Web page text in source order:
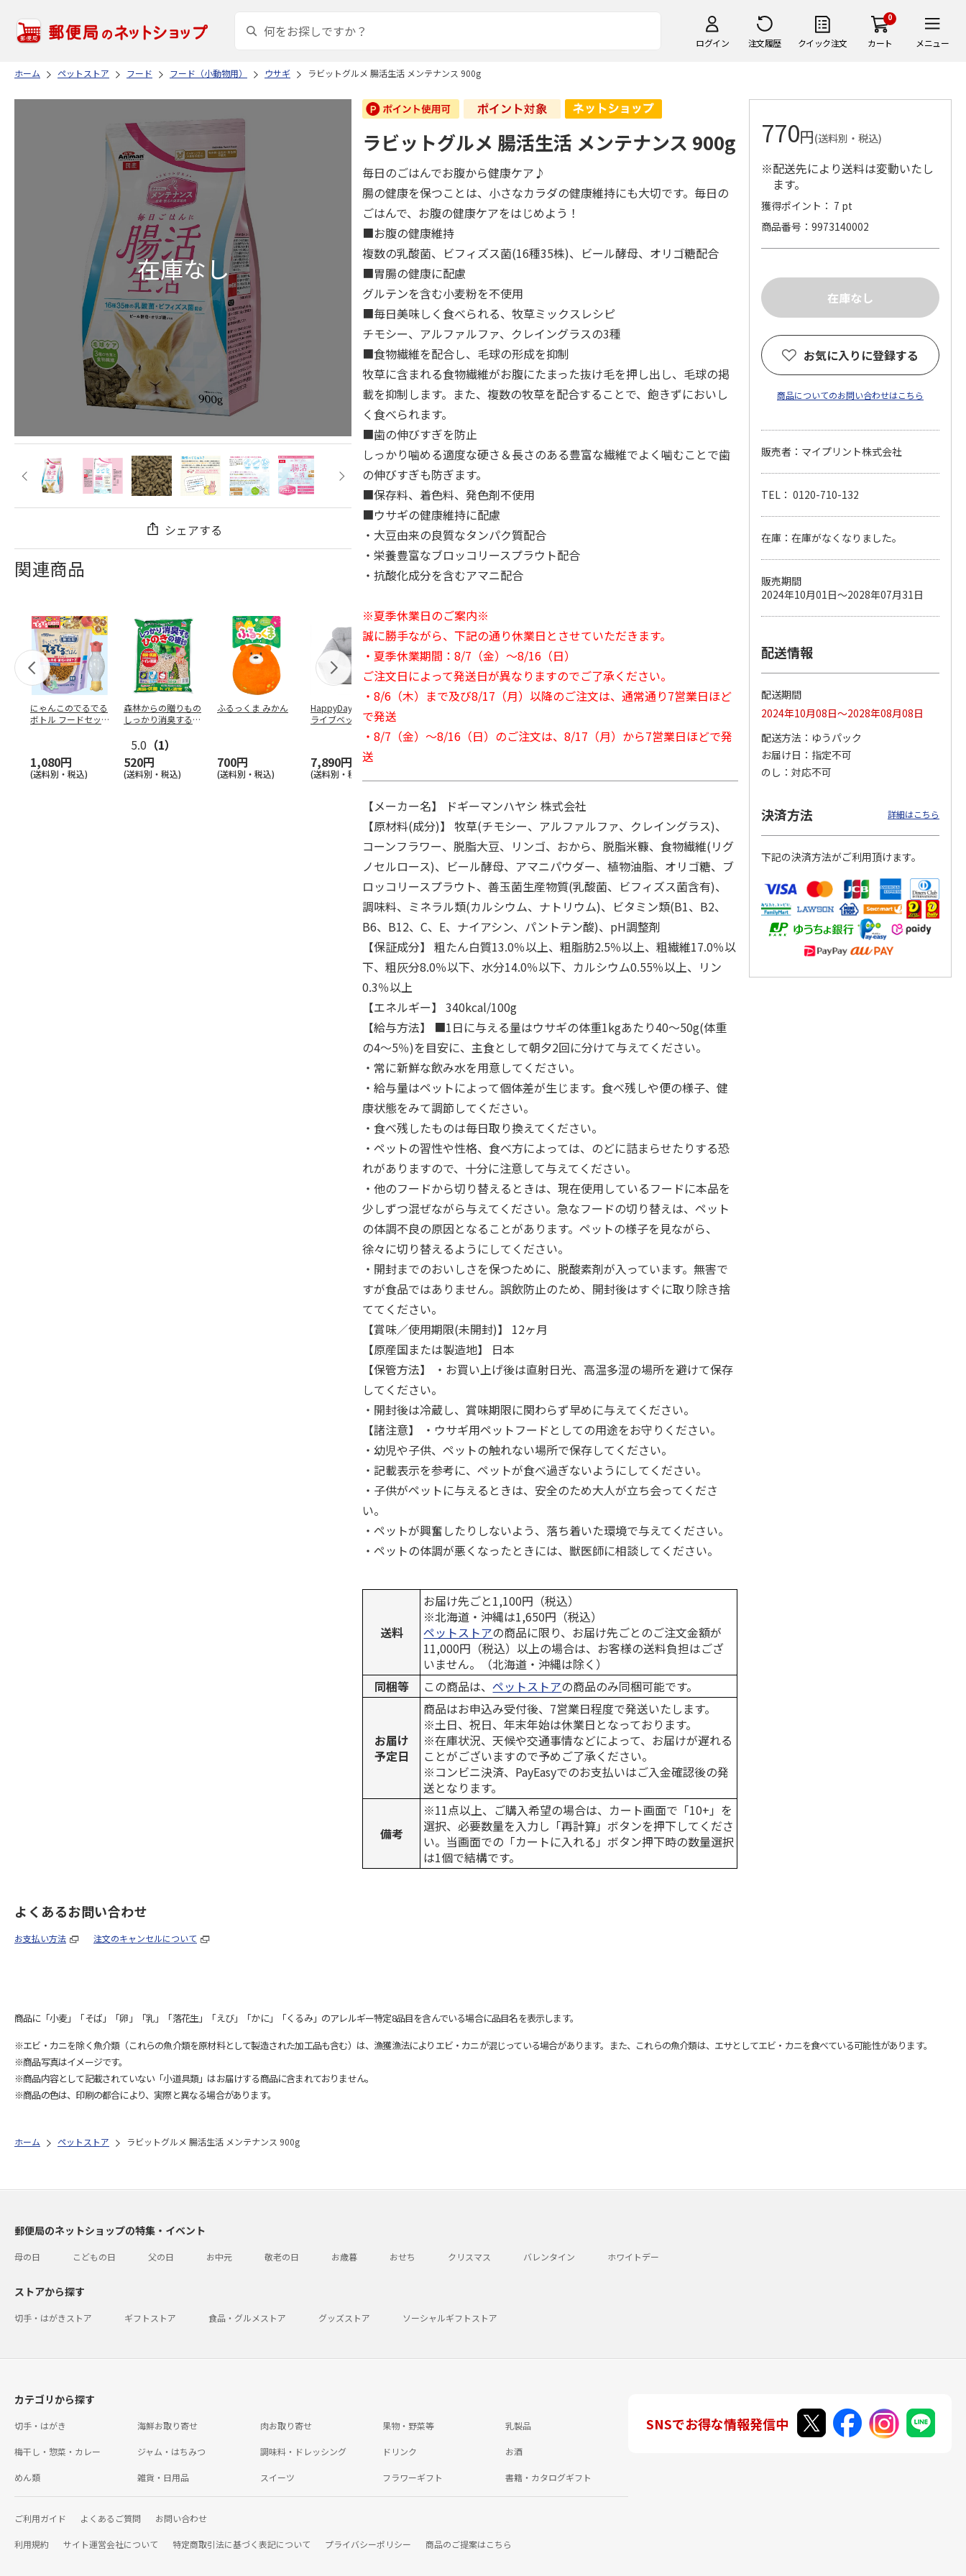
ログイン 注文履歴 クイック注文
0
カート メニュー
ホーム ペットストア フード フード（小動物用） ウサギ ラビットグルメ 腸活生活 メンテナンス 900g
シェアする
関連商品
にゃんこのでるでる
ボトル フードセッ
1,080円
(送料別・税込)
森林からの贈りもの
しっかり消臭するひ
5.0 （1）
520円
(送料別・税込)
ふるっくま みかん
700円
(送料別・税込)
HappyDays 2wayド
ライブベッド グレ
7,890円
(送料別・税込)
イレ ナチュラルグ
レー
ンド 4L
ぐるぐるボーン型 S
…
こ用 まぐろ・かつ
おに…
ペット線香 虹のか
なた フルーティフ
ローラルの香り
590円
(送料別・税込)
鈴虫の経木 3枚入
ラビットグルメ 腸活生活 メンテナンス 900g
毎日のごはんでお腹から健康ケア♪
腸の健康を保つことは、小さなカラダの健康維持にも大切です。毎日の
ごはんで、お腹の健康ケアをはじめよう！
■お腹の健康維持
複数の乳酸菌、ビフィズス菌(16種35株)、ビール酵母、オリゴ糖配合
■胃腸の健康に配慮
グルテンを含む小麦粉を不使用
■毎日美味しく食べられる、牧草ミックスレシピ
チモシー、アルファルファ、クレイングラスの3種
■食物繊維を配合し、毛球の形成を抑制
牧草に含まれる食物繊維がお腹にたまった抜け毛を押し出し、毛球の掲
載を抑制します。また、複数の牧草を配合することで、飽きずにおいし
く食べられます。
■歯の伸びすぎを防止
しっかり噛める適度な硬さ＆長さのある豊富な繊維でよく噛むことで歯
の伸びすぎも防ぎます。
■保存料、着色料、発色剤不使用
■ウサギの健康維持に配慮
・大豆由来の良質なタンパク質配合
・栄養豊富なブロッコリースプラウト配合
・抗酸化成分を含むアマニ配合
※夏季休業日のご案内※
誠に勝手ながら、下記の通り休業日とさせていただきます。
・夏季休業期間：8/7（金）～8/16（日）
ご注文日によって発送日が異なりますのでご了承ください。
・8/6（木）まで及び8/17（月）以降のご注文は、通常通り7営業日ほど
で発送
・8/7（金）～8/16（日）のご注文は、8/17（月）から7営業日ほどで発
送
【メーカー名】 ドギーマンハヤシ 株式会社
【原材料(成分)】 牧草(チモシー、アルファルファ、クレイングラス)、
コーンフラワー、脱脂大豆、リンゴ、おから、脱脂米糠、食物繊維(リグ
ノセルロース)、ビール酵母、アマニパウダー、植物油脂、オリゴ糖、ブ
ロッコリースプラウト、善玉菌生産物質(乳酸菌、ビフィズス菌含有)、
調味料、ミネラル類(カルシウム、ナトリウム)、ビタミン類(B1、B2、
B6、B12、C、E、ナイアシン、パントテン酸)、pH調整剤
【保証成分】 粗たん白質13.0％以上、粗脂肪2.5％以上、粗繊維17.0％以
下、粗灰分8.0％以下、水分14.0％以下、カルシウム0.55％以上、リン
0.3％以上
【エネルギー】 340kcal/100g
【給与方法】 ■1日に与える量はウサギの体重1kgあたり40～50g(体重
の4～5％)を目安に、主食として朝夕2回に分けて与えてください。
・常に新鮮な飲み水を用意してください。
・給与量はペットによって個体差が生じます。食べ残しや便の様子、健
康状態をみて調節してください。
・食べ残したものは毎日取り換えてください。
・ペットの習性や性格、食べ方によっては、のどに詰まらせたりする恐
れがありますので、十分に注意して与えてください。
・他のフードから切り替えるときは、現在使用しているフードに本品を
少しずつ混ぜながら与えてください。急なフードの切り替えは、ペット
の体調不良の原因となることがあります。ペットの様子を見ながら、
徐々に切り替えるようにしてください。
・開封までのおいしさを保つために、脱酸素剤が入っています。無害で
すが食品ではありません。誤飲防止のため、開封後はすぐに取り除き捨
ててください。
【賞味／使用期限(未開封)】 12ヶ月
【原産国または製造地】 日本
【保管方法】 ・お買い上げ後は直射日光、高温多湿の場所を避けて保存
してください。
・開封後は冷蔵し、賞味期限に関わらず早めに与えてください。
【諸注意】 ・ウサギ用ペットフードとしての用途をお守りください。
・幼児や子供、ペットの触れない場所で保存してください。
・記載表示を参考に、ペットが食べ過ぎないようにしてください。
・子供がペットに与えるときは、安全のため大人が立ち会ってくださ
い。
・ペットが興奮したりしないよう、落ち着いた環境で与えてください。
・ペットの体調が悪くなったときには、獣医師に相談してください。
送料
お届け先ごと1,100円（税込）
※北海道・沖縄は1,650円（税込）
ペットストアの商品に限り、お届け先ごとのご注文金額が
11,000円（税込）以上の場合は、お客様の送料負担はござ
いません。（北海道・沖縄は除く）
同梱等
この商品は、ペットストアの商品のみ同梱可能です。
お届け
予定日
商品はお申込み受付後、7営業日程度で発送いたします。
※土日、祝日、年末年始は休業日となっております。
※在庫状況、天候や交通事情などによって、お届けが遅れる
ことがございますので予めご了承ください。
※コンビニ決済、PayEasyでのお支払いはご入金確認後の発
送となります。
備考
※11点以上、ご購入希望の場合は、カート画面で「10+」を
選択、必要数量を入力し「再計算」ボタンを押下してくださ
い。当画面での「カートに入れる」ボタン押下時の数量選択
は1個で結構です。
770円(送料別・税込)
※配送先により送料は変動いたし
ます。
獲得ポイント： 7 pt
商品番号
9973140002
お気に入りに登録する
商品についてのお問い合わせはこちら
販売者：マイプリント株式会社
TEL： 0120-710-132
在庫：在庫がなくなりました。
販売期間
2024年10月01日～2028年07月31日
配送情報
配送期間
2024年10月08日～2028年08月08日
配送方法
ゆうパック
お届け日
指定不可
のし
対応不可
決済方法 詳細はこちら
下記の決済方法がご利用頂けます。
よくあるお問い合わせ
お支払い方法 注文のキャンセルについて
商品に「小麦」「そば」「卵」「乳」「落花生」「えび」「かに」「くるみ」のアレルギー特定8品目を含んでいる場合に品目名を表示します。
※エビ・カニを除く魚介類（これらの魚介類を原材料として製造された加工品も含む）は、漁獲漁法によりエビ・カニが混じっている場合があります。また、これらの魚介類は、エサとしてエビ・カニを食べている可能性があります。
※商品写真はイメージです。
※商品内容として記載されていない「小道具類」はお届けする商品に含まれておりません。
※商品の色は、印刷の都合により、実際と異なる場合があります。
ホーム ペットストア ラビットグルメ 腸活生活 メンテナンス 900g
郵便局のネットショップの特集・イベント
母の日 こどもの日 父の日 お中元 敬老の日 お歳暮 おせち クリスマス バレンタイン ホワイトデー
ストアから探す
切手・はがきストア ギフトストア 食品・グルメストア グッズストア ソーシャルギフトストア
カテゴリから探す
切手・はがき 海鮮お取り寄せ 肉お取り寄せ 果物・野菜等 乳製品
梅干し・惣菜・カレー ジャム・はちみつ 調味料・ドレッシング ドリンク お酒
めん類 雑貨・日用品 スイーツ フラワーギフト 書籍・カタログギフト
ご利用ガイド よくあるご質問 お問い合わせ
利用規約 サイト運営会社について 特定商取引法に基づく表記について プライバシーポリシー 商品のご提案はこちら
SNSでお得な情報発信中